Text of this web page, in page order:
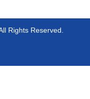
Rights Reserved.